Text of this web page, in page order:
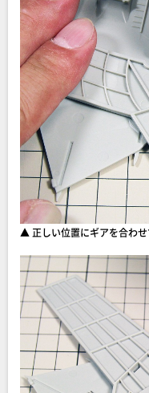
▲ 正しい位置にギアを合わ